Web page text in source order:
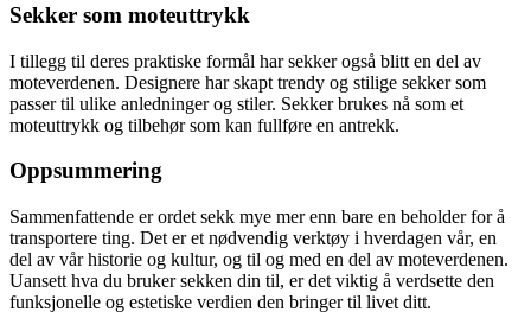
Sekker som moteuttrykk
I tillegg til deres praktiske formål har sekker også blitt en del av
moteverdenen. Designere har skapt trendy og stilige sekker som
passer til ulike anledninger og stiler. Sekker brukes nå som et
moteuttrykk og tilbehør som kan fullføre en antrekk.
Oppsummering
Sammenfattende er ordet sekk mye mer enn bare en beholder for å
transportere ting. Det er et nødvendig verktøy i hverdagen vår, en
del av vår historie og kultur, og til og med en del av moteverdenen.
Uansett hva du bruker sekken din til, er det viktig å verdsette den
funksjonelle og estetiske verdien den bringer til livet ditt.